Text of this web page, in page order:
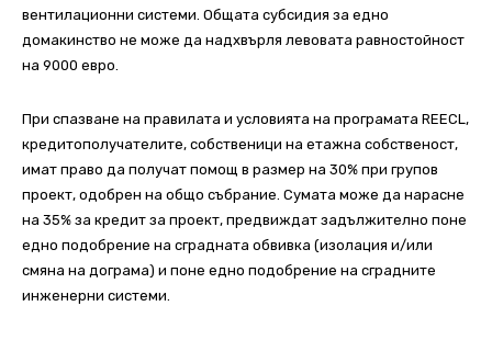
вентилационни системи. Общата субсидия за едно
домакинство не може да надхвърля левовата равностойност
на 9000 евро.
При спазване на правилата и условията на програмата REECL,
кредитополучателите, собственици на етажна собственост,
имат право да получат помощ в размер на 30% при групов
проект, одобрен на общо събрание. Сумата може да нарасне
на 35% за кредит за проект, предвиждат задължително поне
едно подобрение на сградната обвивка (изолация и/или
смяна на дограма) и поне едно подобрение на сградните
инженерни системи.